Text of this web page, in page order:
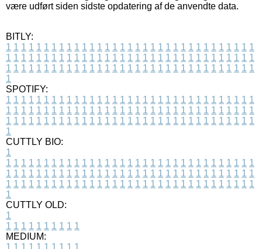
være udført siden sidste opdatering af de anvendte data.
BITLY:
1 1 1 1 1 1 1 1 1 1 1 1 1 1 1 1 1 1 1 1 1 1 1 1 1 1 1 1 1 1 1 1 1
1 1 1 1 1 1 1 1 1 1 1 1 1 1 1 1 1 1 1 1 1 1 1 1 1 1 1 1 1 1 1 1 1
1 1 1 1 1 1 1 1 1 1 1 1 1 1 1 1 1 1 1 1 1 1 1 1 1 1 1 1 1 1 1 1 1
1
SPOTIFY:
1 1 1 1 1 1 1 1 1 1 1 1 1 1 1 1 1 1 1 1 1 1 1 1 1 1 1 1 1 1 1 1 1
1 1 1 1 1 1 1 1 1 1 1 1 1 1 1 1 1 1 1 1 1 1 1 1 1 1 1 1 1 1 1 1 1
1 1 1 1 1 1 1 1 1 1 1 1 1 1 1 1 1 1 1 1 1 1 1 1 1 1 1 1 1 1 1 1 1
1
CUTTLY BIO:
1
1 1 1 1 1 1 1 1 1 1 1 1 1 1 1 1 1 1 1 1 1 1 1 1 1 1 1 1 1 1 1 1 1
1 1 1 1 1 1 1 1 1 1 1 1 1 1 1 1 1 1 1 1 1 1 1 1 1 1 1 1 1 1 1 1 1
1 1 1 1 1 1 1 1 1 1 1 1 1 1 1 1 1 1 1 1 1 1 1 1 1 1 1 1 1 1 1 1 1
1
CUTTLY OLD:
1
1 1 1 1 1 1 1 1 1 1
MEDIUM:
1 1 1 1 1 1 1 1 1 1